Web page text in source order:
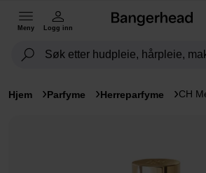
Meny Logg inn
Hjem Parfyme Herreparfyme CH